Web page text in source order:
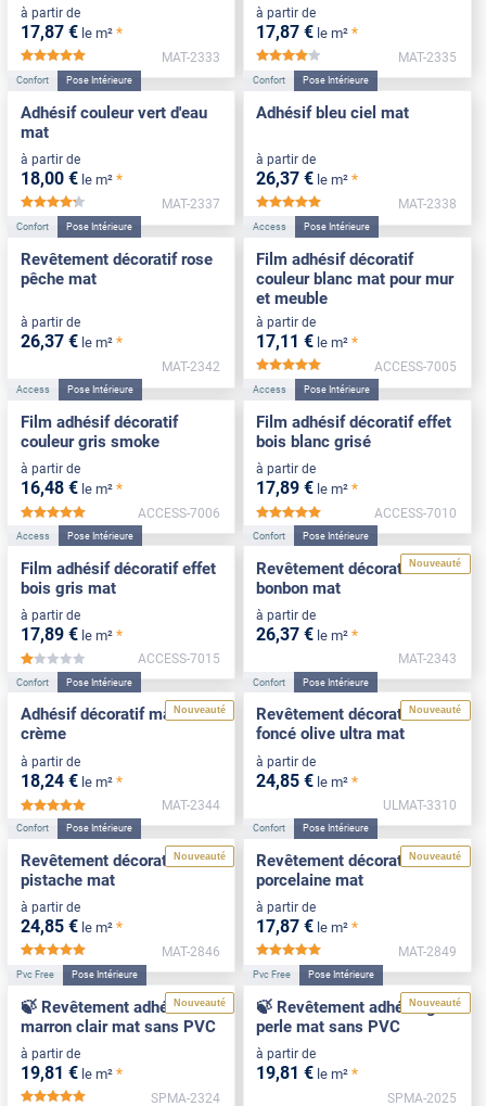
à partir de
17,87 € le m² *
MAT-2333
à partir de
17,87 € le m² *
*****
MAT-2335
Confort Pose Intérieure
Adhésif couleur vert d'eau
mat
à partir de
18,00 € le m² *
*****
MAT-2337
Confort Pose Intérieure
Adhésif bleu ciel mat
à partir de
26,37 € le m² *
MAT-2338
Confort Pose Intérieure
Revêtement décoratif rose
pêche mat
à partir de
26,37 € le m² *
MAT-2342
Access Pose Intérieure
Film adhésif décoratif
couleur blanc mat pour mur
et meuble
à partir de
17,11 € le m² *
ACCESS-7005
Access Pose Intérieure
Film adhésif décoratif
couleur gris smoke
à partir de
16,48 € le m² *
*****
ACCESS-7006
Access Pose Intérieure
Film adhésif décoratif effet
bois blanc grisé
à partir de
17,89 € le m² *
ACCESS-7010
Access Pose Intérieure
Film adhésif décoratif effet
bois gris mat
à partir de
17,89 € le m² *
*****
ACCESS-7015
Nouveauté
Confort Pose Intérieure
Revêtement décoratif rose
bonbon mat
à partir de
26,37 € le m² *
MAT-2343
Nouveauté
Confort Pose Intérieure
Adhésif décoratif mat blanc
crème
à partir de
18,24 € le m² *
*****
MAT-2344
Nouveauté
Confort Pose Intérieure
Revêtement décoratif vert
foncé olive ultra mat
à partir de
24,85 € le m² *
ULMAT-3310
Nouveauté
Confort Pose Intérieure
Revêtement décoratif vert
pistache mat
à partir de
24,85 € le m² *
MAT-2846
Nouveauté
Confort Pose Intérieure
Revêtement décoratif
porcelaine mat
à partir de
17,87 € le m² *
MAT-2849
Nouveauté
Pvc Free Pose Intérieure
🍃 Revêtement adhésif
marron clair mat sans PVC
à partir de
19,81 € le m² *
*****
SPMA-2324
Nouveauté
Pvc Free Pose Intérieure
🍃 Revêtement adhésif gris
perle mat sans PVC
à partir de
19,81 € le m² *
SPMA-2025